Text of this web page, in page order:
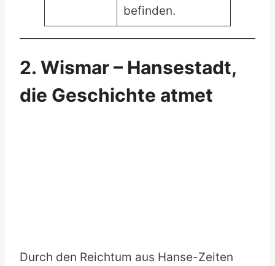
befinden.
2. Wismar – Hansestadt,
die Geschichte atmet
Durch den Reichtum aus Hanse-Zeiten